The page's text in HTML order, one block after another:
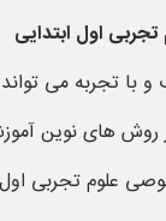
اول ابتدایی
تجربه می
روش های نوین
علوم تجربی اول